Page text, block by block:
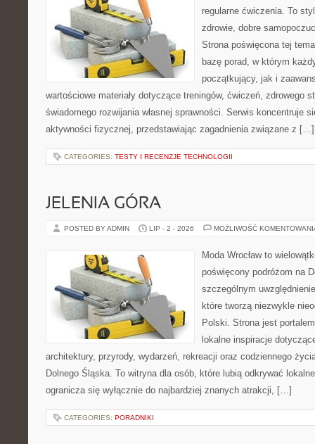
regularne ćwiczenia. To
zdrowie, dobre
Strona poświęcona tej
bazę porad, w którym
początkujący, jak i
wartościowe materiały dotyczące treningów, ćwiczeń, zdrowego
świadomego rozwijania własnej sprawności. Serwis koncentruje
aktywności fizycznej, przedstawiając zagadnienia związane z […]
CATEGORIES: TESTY I RECENZJE TECHNOLOGII
JELENIA GÓRA
POSTED BY ADMIN LIP - 2 - 2026 MOŻLIWOŚĆ
Moda Wrocław to
poświęcony podróżom na
szczególnym
które tworzą niezwykle
Polski. Strona jest
lokalne inspiracje
architektury, przyrody, wydarzeń, rekreacji oraz codziennego
Dolnego Śląska. To witryna dla osób, które lubią odkrywać
ogranicza się wyłącznie do najbardziej znanych atrakcji, […]
CATEGORIES: PORADNIKI